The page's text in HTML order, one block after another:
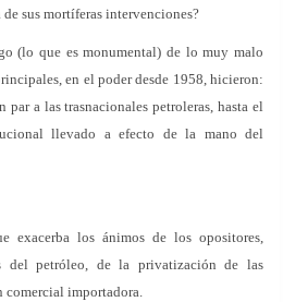
sus mortíferas intervenciones?
(lo que es monumental) de lo muy malo
en el poder desde 1958, hicieron:
par a las trasnacionales petroleras, hasta el
llevado a efecto de la mano del
exacerba los ánimos de los opositores,
del petróleo, de la privatización de las
comercial importadora.